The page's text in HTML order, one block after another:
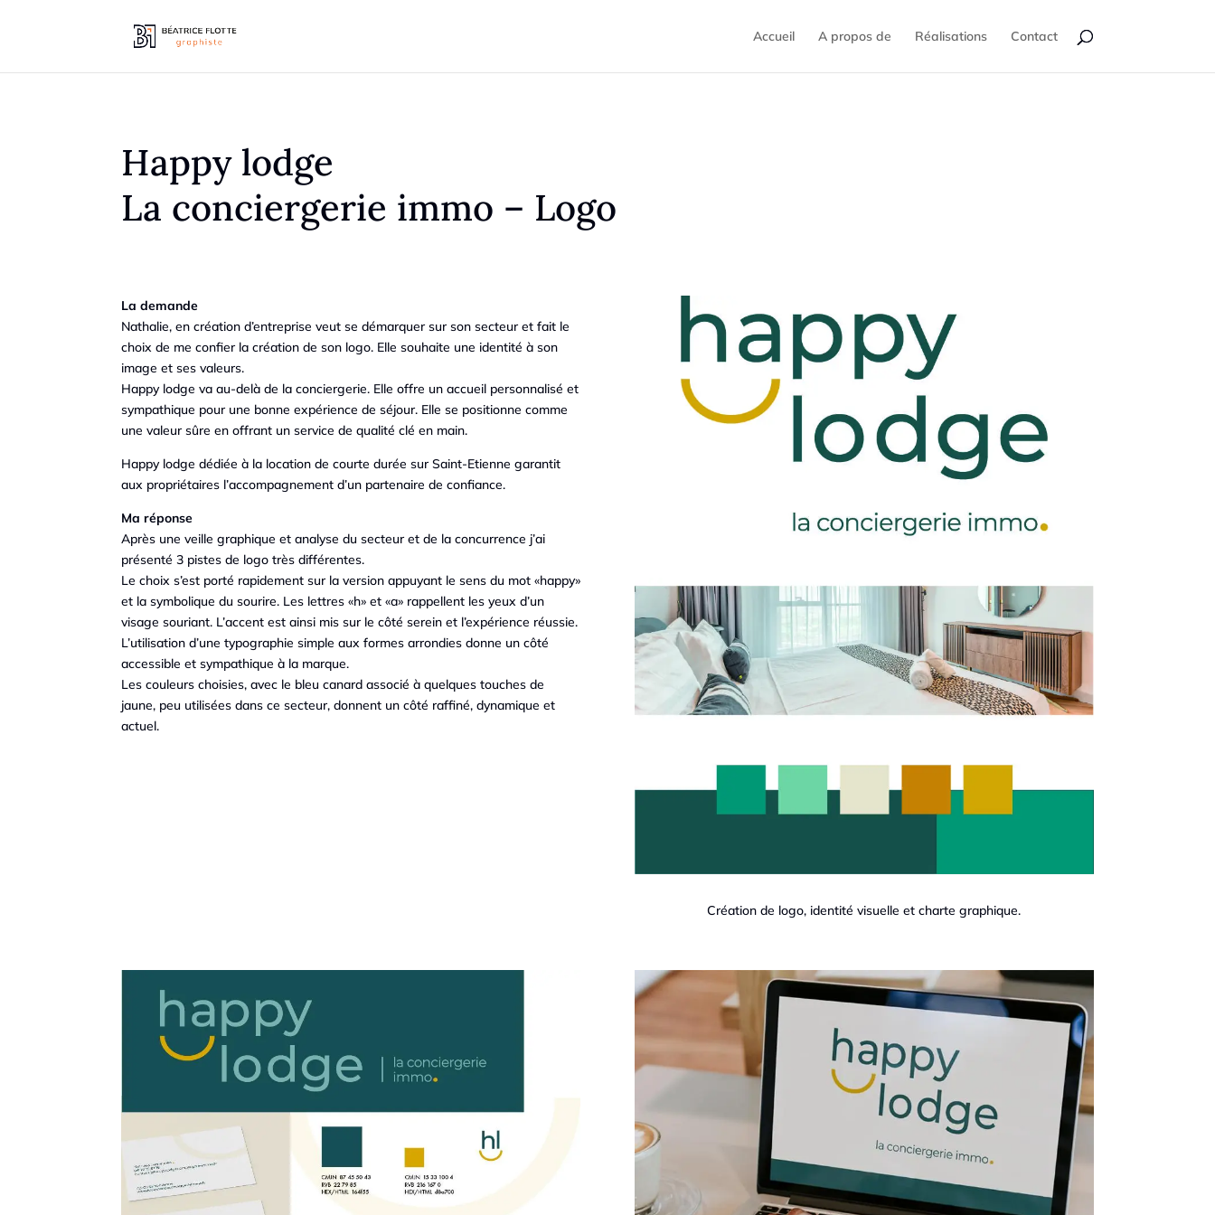
Accueil A propos de Réalisations Contact
Happy lodge
La conciergerie immo – Logo
La demande
Nathalie, en création d’entreprise veut se démarquer sur son secteur et fait le
choix de me confier la création de son logo. Elle souhaite une identité à son
image et ses valeurs.
Happy lodge va au-delà de la conciergerie. Elle offre un accueil personnalisé et
sympathique pour une bonne expérience de séjour. Elle se positionne comme
une valeur sûre en offrant un service de qualité clé en main.
Happy lodge dédiée à la location de courte durée sur Saint-Etienne garantit
aux propriétaires l’accompagnement d’un partenaire de confiance.
Ma réponse
Après une veille graphique et analyse du secteur et de la concurrence j’ai
présenté 3 pistes de logo très différentes.
Le choix s’est porté rapidement sur la version appuyant le sens du mot «happy»
et la symbolique du sourire. Les lettres «h» et «a» rappellent les yeux d’un
visage souriant. L’accent est ainsi mis sur le côté serein et l’expérience réussie.
L’utilisation d’une typographie simple aux formes arrondies donne un côté
accessible et sympathique à la marque.
Les couleurs choisies, avec le bleu canard associé à quelques touches de
jaune, peu utilisées dans ce secteur, donnent un côté raffiné, dynamique et
actuel.
Création de logo, identité visuelle et charte graphique.